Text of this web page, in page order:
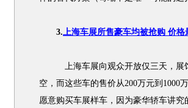
3.上海车展所售豪车均被抢购 价格
上海车展向观众开放仅三天，展馆
空，而这些车的售价从200万元到1000
愿意购买车展样车，因为豪华轿车讲究